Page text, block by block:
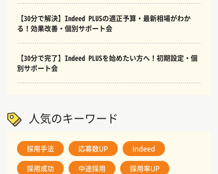
【30分で解決】Indeed PLUSの適正予算・最新相場がわか
る！効果改善・個別サポート会
【30分で完了】Indeed PLUSを始めたい方へ！初期設定・個
別サポート会
人気のキーワード
採用手法 応募数UP Indeed
採用成功 中途採用 採用率UP